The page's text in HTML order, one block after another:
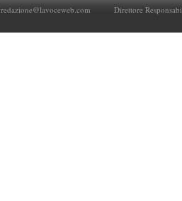
redazione@lavoceweb.com Direttore